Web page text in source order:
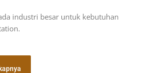
industri besar untuk kebutuhan